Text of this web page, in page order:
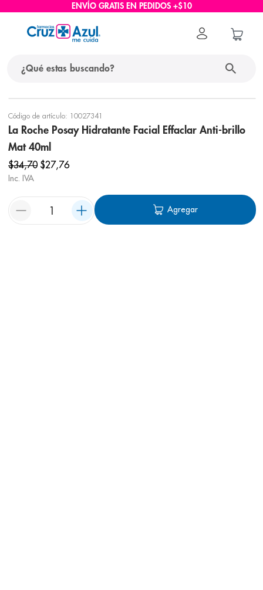
ENVÍO GRATIS EN PEDIDOS +$10
Código de artículo: 10027341
La Roche Posay Hidratante Facial Effaclar Anti-brillo
Mat 40ml
$34,70 $27,76
Inc. IVA
Agregar